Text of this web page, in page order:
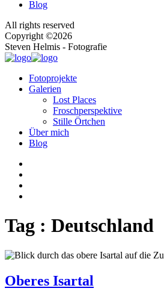
Blog
All rights reserved
Copyright ©2026
Steven Helmis - Fotografie
Fotoprojekte
Galerien
Lost Places
Froschperspektive
Stille Örtchen
Über mich
Blog
Tag : Deutschland
Oberes Isartal